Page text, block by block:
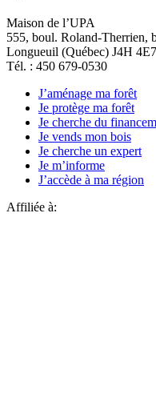
Maison de l’UPA
555, boul. Roland-Therrien,
Longueuil (Québec) J4H 4E7
Tél. : 450 679-0530
J’aménage ma forêt
Je protège ma forêt
Je cherche du
Je vends mon bois
Je cherche un expert
Je m’informe
J’accède à ma région
Affiliée à: